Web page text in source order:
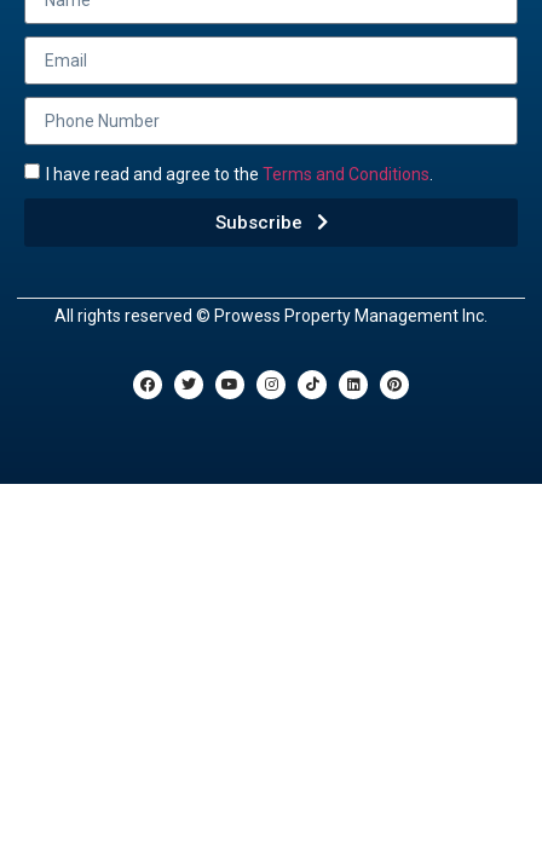
I have read and agree to the Terms and Conditions
Subscribe
All rights reserved © Prowess Property Management Inc.